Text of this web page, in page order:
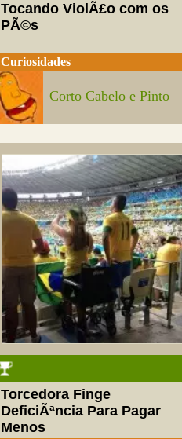
Tocando ViolÃ£o com os
PÃ©s
Curiosidades
Corto Cabelo e Pinto
Torcedora Finge
DeficiÃªncia Para Pagar
Menos